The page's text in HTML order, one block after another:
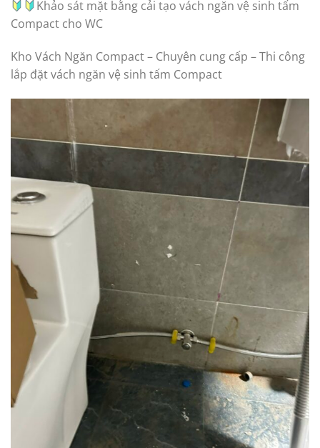
Khảo sát mặt bằng cải tạo vách ngăn vệ sinh tấm
Compact cho WC
Kho Vách Ngăn Compact – Chuyên cung cấp – Thi công
lắp đặt vách ngăn vệ sinh tấm Compact